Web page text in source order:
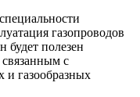
газопроводов
будет полезен
с
и газообразных